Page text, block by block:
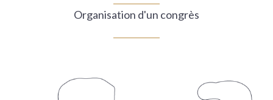
Organisation d'un congrès